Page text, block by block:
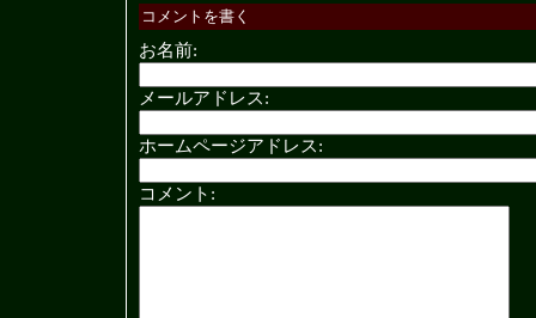
コメントを書く
お名前:
メールアドレス:
ホームページアドレス:
コメント: